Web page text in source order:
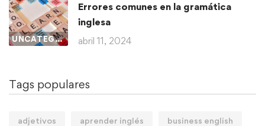
UNCATEGORIZED
Errores comunes en la gramática
inglesa
abril 11, 2024
Tags populares
adjetivos aprender inglés business english